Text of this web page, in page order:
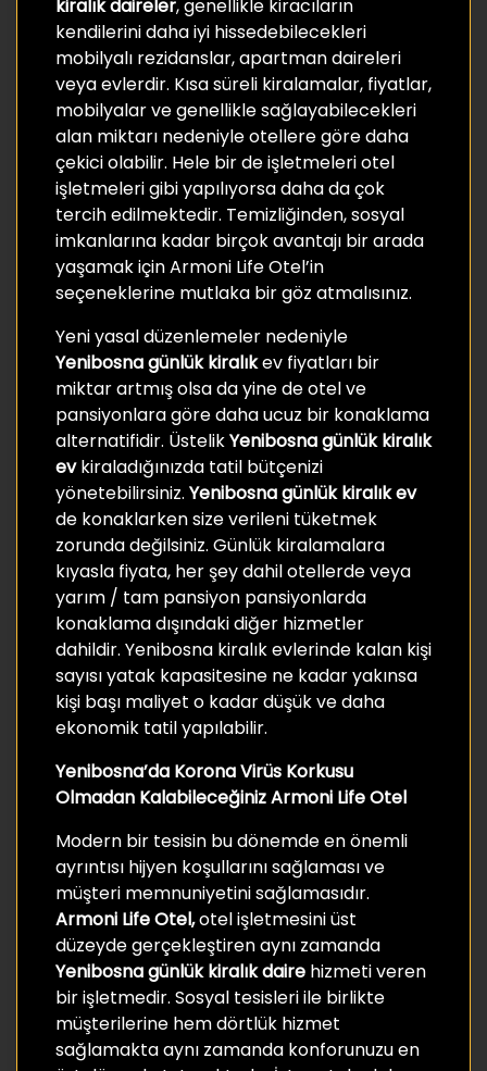
kiralık daireler, genellikle kiracıların
kendilerini daha iyi hissedebilecekleri
mobilyalı rezidanslar, apartman daireleri
veya evlerdir. Kısa süreli kiralamalar, fiyatlar,
mobilyalar ve genellikle sağlayabilecekleri
alan miktarı nedeniyle otellere göre daha
çekici olabilir. Hele bir de işletmeleri otel
işletmeleri gibi yapılıyorsa daha da çok
tercih edilmektedir. Temizliğinden, sosyal
imkanlarına kadar birçok avantajı bir arada
yaşamak için Armoni Life Otel’in
seçeneklerine mutlaka bir göz atmalısınız.
Yeni yasal düzenlemeler nedeniyle
Yenibosna günlük kiralıkev fiyatları bir
miktar artmış olsa da yine de otel ve
pansiyonlara göre daha ucuz bir konaklama
alternatifidir. ÜstelikYenibosna günlük kiralık
evkiraladığınızda tatil bütçenizi
yönetebilirsiniz. Yenibosna günlük kiralık ev
de konaklarken size verileni tüketmek
zorunda değilsiniz. Günlük kiralamalara
kıyasla fiyata, her şey dahil otellerde veya
yarım / tam pansiyon pansiyonlarda
konaklama dışındaki diğer hizmetler
dahildir. Yenibosna kiralık evlerinde kalan kişi
sayısı yatak kapasitesine ne kadar yakınsa
kişi başı maliyet o kadar düşük ve daha
ekonomik tatil yapılabilir.
Yenibosna’da Korona Virüs Korkusu
Olmadan Kalabileceğiniz Armoni Life Otel
Modern bir tesisin bu dönemde en önemli
ayrıntısı hijyen koşullarını sağlaması ve
müşteri memnuniyetini sağlamasıdır.
Armoni Life Otel,otel işletmesini üst
düzeyde gerçekleştiren aynı zamanda
Yenibosna günlük kiralık daire hizmeti veren
bir işletmedir. Sosyal tesisleri ile birlikte
müşterilerine hem dörtlük hizmet
sağlamakta aynı zamanda konforunuzu en